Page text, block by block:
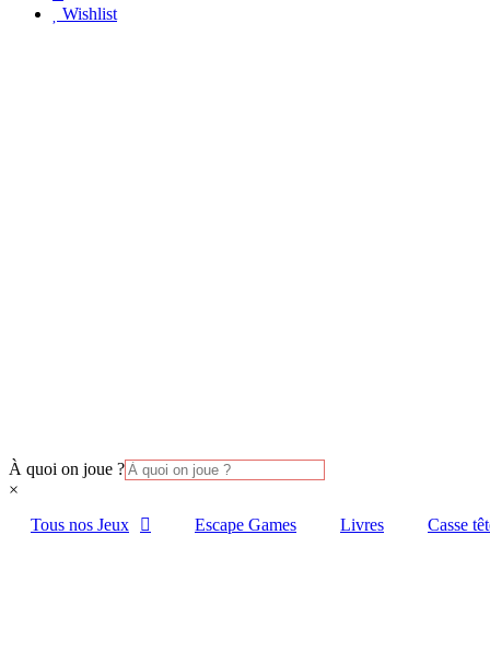
Wishlist
À quoi on joue ?
×
Tous nos Jeux
Escape Games Livres Casse